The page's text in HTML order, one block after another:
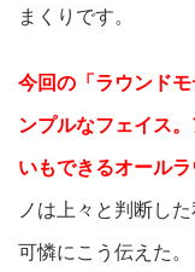
まくりです。
今回の「ラウンド
ンプルなフェイス
いもできるオールラ
ノは上々と判断し
可憐にこう伝えた。